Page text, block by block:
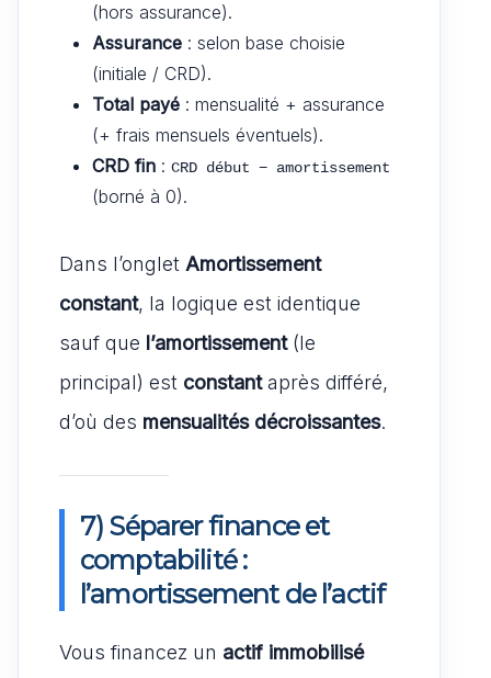
(hors assurance).
Assurance : selon base choisie
(initiale / CRD).
Total payé : mensualité + assurance
(+ frais mensuels éventuels).
CRD fin : CRD début − amortissement
(borné à 0).
Dans l’onglet Amortissement
constant, la logique est identique
sauf que l’amortissement(le
principal) est constantaprès différé,
d’où des mensualités décroissantes.
7) Séparer finance et
comptabilité :
l’amortissement de l’actif
Vous financez un actif immobilisé